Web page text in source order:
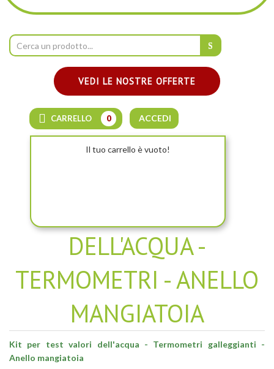
VEDI LE NOSTRE OFFERTE
CARRELLO 0
Il tuo carrello è vuoto!
ACCEDI
DELL'ACQUA -
TERMOMETRI - ANELLO
MANGIATOIA
Kit per test valori dell'acqua - Termometri galleggianti -
Anello mangiatoia